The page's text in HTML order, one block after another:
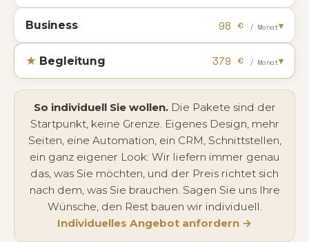
Business 98 € / Monat▾
★ Begleitung 379 € / Monat▾
So individuell Sie wollen.Die Pakete sind der
Startpunkt, keine Grenze. Eigenes Design, mehr
Seiten, eine Automation, ein CRM, Schnittstellen,
ein ganz eigener Look: Wir liefern immer genau
das, was Sie möchten, und der Preis richtet sich
nach dem, was Sie brauchen. Sagen Sie uns Ihre
Wünsche, den Rest bauen wir individuell.
Individuelles Angebot anfordern →